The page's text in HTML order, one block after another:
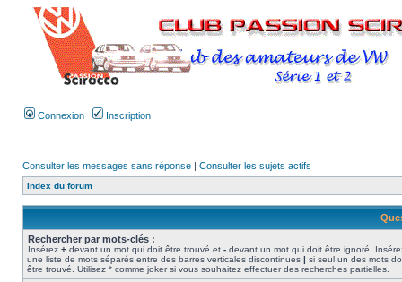
Connexion Inscription
Consulter les messages sans réponse | Consulter les sujets actifs
Index du forum
Rechercher par mots-clés :
Insérez + devant un mot qui doit être trouvé et - devant un mot qui doit être ignoré.
une liste de mots séparés entre des barres verticales discontinues | si seul un des mots
être trouvé. Utilisez * comme joker si vous souhaitez effectuer des recherches partielles.